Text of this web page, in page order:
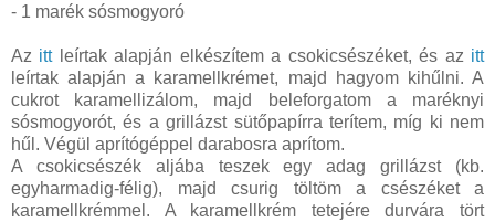
- 1 marék sósmogyoró
Az ittleírtak alapján elkészítem a csokicsészéket, és az itt
leírtak alapján a karamellkrémet, majd hagyom kihűlni. A
cukrot karamellizálom, majd beleforgatom a maréknyi
sósmogyorót, és a grillázst sütőpapírra terítem, míg ki nem
hűl. Végül aprítógéppel darabosra aprítom.
A csokicsészék aljába teszek egy adag grillázst (kb.
egyharmadig-félig), majd csurig töltöm a csészéket a
karamellkrémmel. A karamellkrém tetejére durvára tört